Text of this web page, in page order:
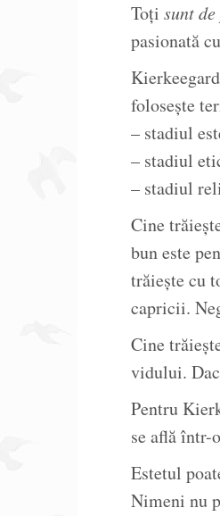
Toți sunt
pasionată
folosește
– stadiul
– stadiul
– stadiul
Cine
bun este
trăiește cu
capricii.
Cine
vidului.
Pentru
se află într-o
Estetul
Nimeni nu